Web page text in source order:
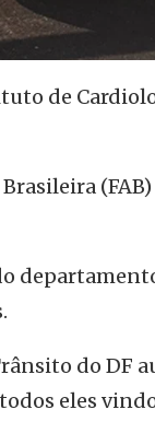
de
do DF
eles